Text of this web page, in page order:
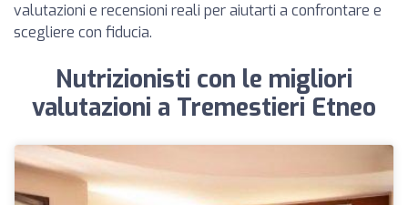
valutazioni e recensioni reali per aiutarti a confrontare e
scegliere con fiducia.
Nutrizionisti con le migliori
valutazioni a Tremestieri Etneo